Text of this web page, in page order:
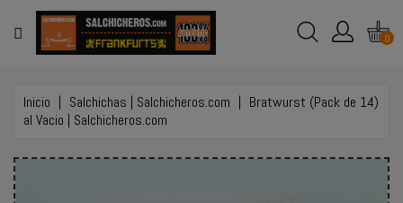
MENÚ
ONLINE
Y
BODAS
0
Inicio Salchichas | Salchicheros.com
Bratwurst (Pack de 14)
al Vacio | Salchicheros.com